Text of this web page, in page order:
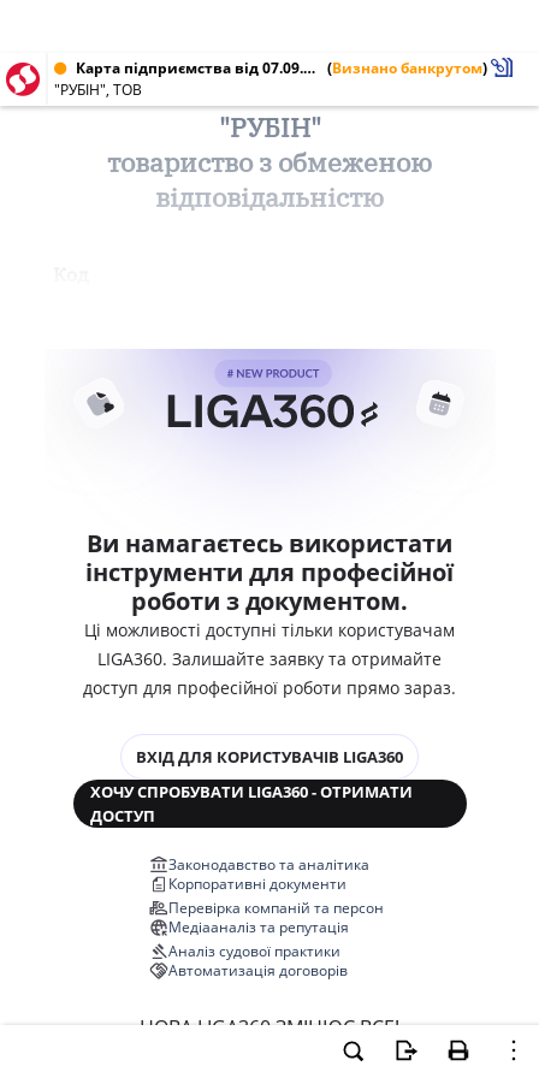
Карта підприємства від 07.09.2011 № 32255049 (Визнано банкрутом)
"РУБІН", ТОВ
"РУБІН"
товариство з обмеженою
відповідальністю
Ви намагаєтесь використати
інструменти для професійної
роботи з документом.
Ці можливості доступні тільки користувачам
LIGA360. Залишайте заявку та отримайте
доступ для професійної роботи прямо зараз.
ВХІД ДЛЯ КОРИСТУВАЧІВ LIGA360
ХОЧУ СПРОБУВАТИ LIGA360 - ОТРИМАТИ
ДОСТУП
Законодавство та аналітика
Корпоративні документи
Перевірка компаній та персон
Медіааналіз та репутація
Аналіз судової практики
Автоматизація договорів
НОВА LIGA360 ЗМІНЮЄ ВСЕ!